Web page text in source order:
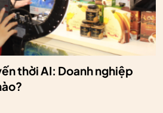
thời AI: Doanh nghiệp